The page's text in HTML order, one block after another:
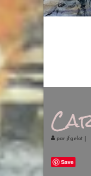
par jfgelot
Save